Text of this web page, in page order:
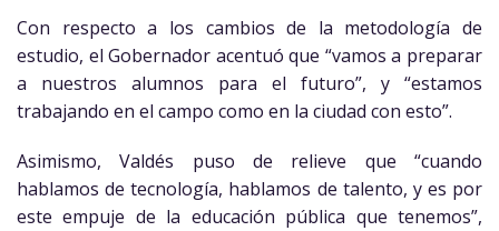
Con respecto a los cambios de la metodología de
estudio, el Gobernador acentuó que “vamos a preparar
a nuestros alumnos para el futuro”, y “estamos
trabajando en el campo como en la ciudad con esto”.
Asimismo, Valdés puso de relieve que “cuando
hablamos de tecnología, hablamos de talento, y es por
este empuje de la educación pública que tenemos”,